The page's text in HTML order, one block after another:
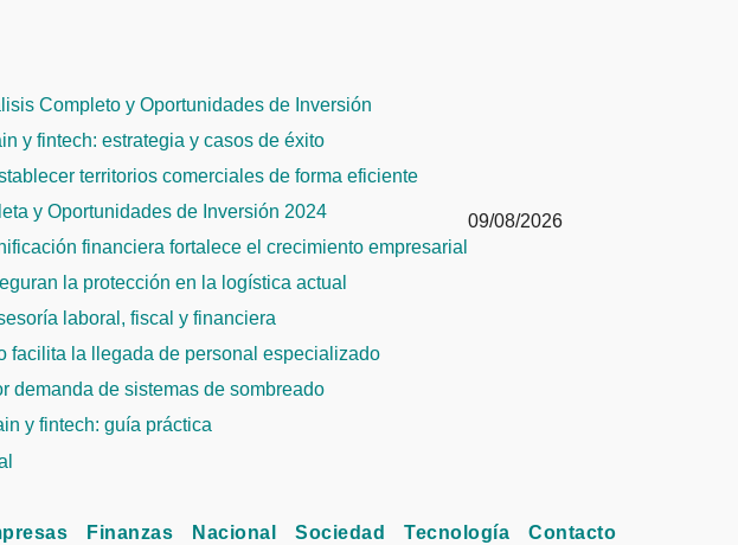
Completo y Oportunidades de Inversión
y fintech: estrategia y casos de éxito
territorios comerciales de forma eficiente
y Oportunidades de Inversión 2024
financiera fortalece el crecimiento empresarial
la protección en la logística actual
laboral, fiscal y financiera
facilita la llegada de personal especializado
demanda de sistemas de sombreado
y fintech: guía práctica
09/08/2026
Finanzas Nacional Sociedad Tecnología Contacto